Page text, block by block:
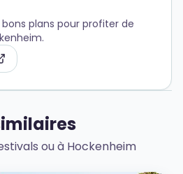
plans pour profiter de
ou à Hockenheim